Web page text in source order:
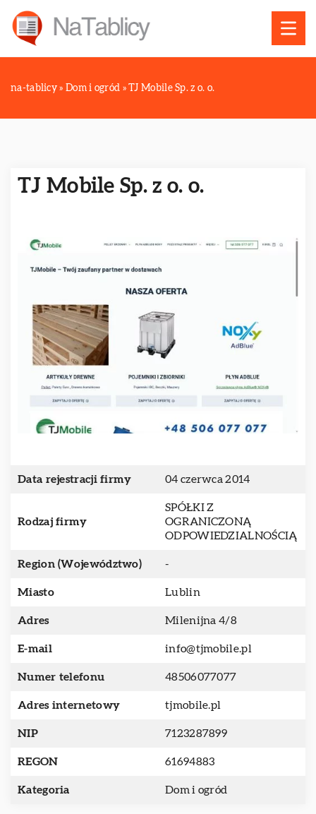
na-tablicy » Dom i ogród »TJ Mobile Sp. z o. o.
TJ Mobile Sp. z o. o.
Data rejestracji firmy 04 czerwca 2014
Rodzaj firmy
SPÓŁKI Z
OGRANICZONĄ
ODPOWIEDZIALNOŚCIĄ
Region (Województwo) -
Miasto Lublin
Adres Milenijna 4/8
E-mail info@tjmobile.pl
Numer telefonu 48506077077
Adres internetowy tjmobile.pl
NIP 7123287899
REGON 61694883
Kategoria Dom i ogród